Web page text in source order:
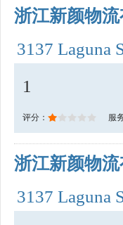
浙江新颜物流
3137 Laguna
1
评分： 服
浙江新颜物流
3137 Laguna